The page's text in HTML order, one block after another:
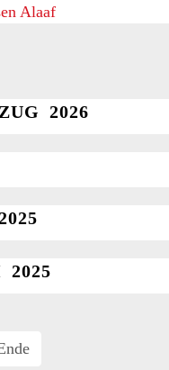
2026
2025